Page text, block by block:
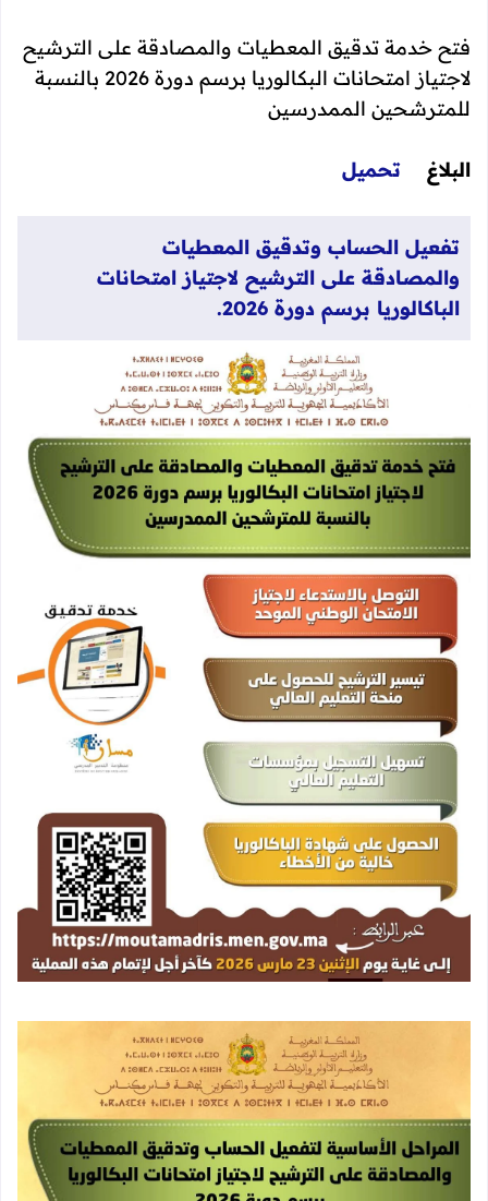
فتح خدمة تدقيق المعطيات والمصادقة على الترشيح
لاجتياز امتحانات البكالوريا برسم دورة 2026 بالنسبة
للمترشحين الممدرسين
البلاغ تحميل
تفعيل الحساب وتدقيق المعطيات
والمصادقة على الترشيح لاجتياز امتحانات
الباكالوريا برسم دورة 2026.